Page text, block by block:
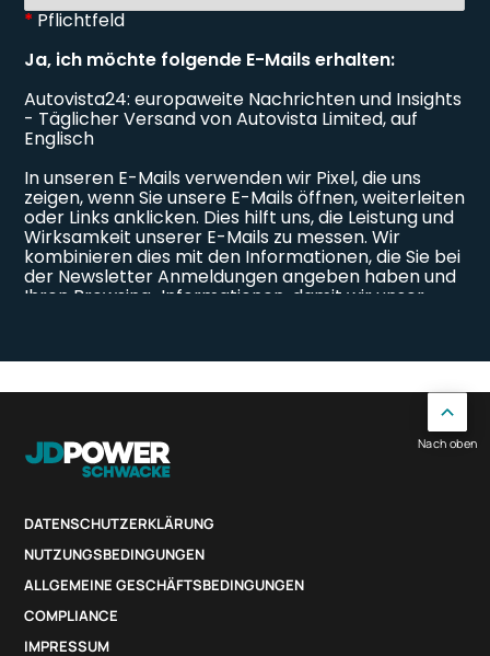
DATENSCHUTZERKLÄRUNG
NUTZUNGSBEDINGUNGEN
ALLGEMEINE GESCHÄFTSBEDINGUNGEN
COMPLIANCE
IMPRESSUM
Nach oben